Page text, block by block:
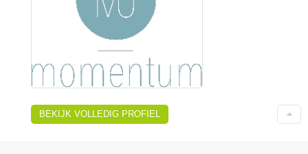
BEKIJK VOLLEDIG PROFIEL